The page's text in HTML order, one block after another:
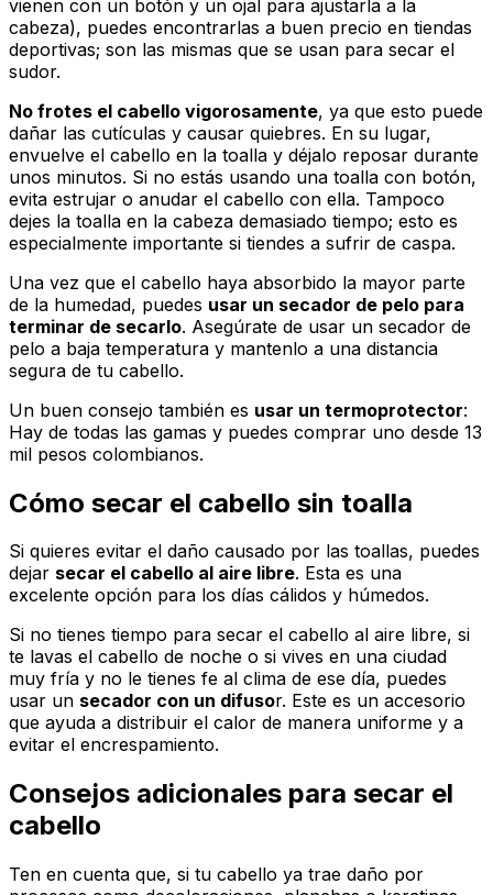
vienen con un botón y un ojal para ajustarla a la
cabeza), puedes encontrarlas a buen precio en tiendas
deportivas; son las mismas que se usan para secar el
sudor.
No frotes el cabello vigorosamente, ya que esto puede
dañar las cutículas y causar quiebres. En su lugar,
envuelve el cabello en la toalla y déjalo reposar durante
unos minutos. Si no estás usando una toalla con botón,
evita estrujar o anudar el cabello con ella. Tampoco
dejes la toalla en la cabeza demasiado tiempo; esto es
especialmente importante si tiendes a sufrir de caspa.
Una vez que el cabello haya absorbido la mayor parte
de la humedad, puedes usar un secador de pelo para
terminar de secarlo. Asegúrate de usar un secador de
pelo a baja temperatura y mantenlo a una distancia
segura de tu cabello.
Un buen consejo también es usar un termoprotector:
Hay de todas las gamas y puedes comprar uno desde 13
mil pesos colombianos.
Cómo secar el cabello sin toalla
Si quieres evitar el daño causado por las toallas, puedes
dejar secar el cabello al aire libre. Esta es una
excelente opción para los días cálidos y húmedos.
Si no tienes tiempo para secar el cabello al aire libre, si
te lavas el cabello de noche o si vives en una ciudad
muy fría y no le tienes fe al clima de ese día, puedes
usar un secador con un difusor. Este es un accesorio
que ayuda a distribuir el calor de manera uniforme y a
evitar el encrespamiento.
Consejos adicionales para secar el
cabello
Ten en cuenta que, si tu cabello ya trae daño por